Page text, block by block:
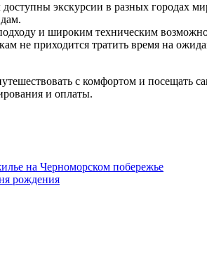
экскурсии в разных городах
и широким техническим
не приходится тратить время на
с комфортом и посещать
и оплаты.
на Черноморском побережье
рождения